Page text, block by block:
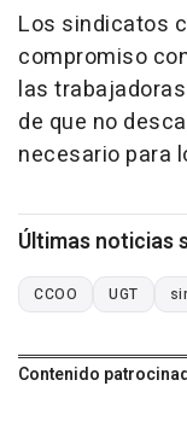
Los sindicatos
compromiso
las
de que no
necesario para
Últimas noticias
CCOO UGT
Contenido